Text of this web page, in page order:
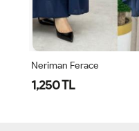
Neriman Ferace
1,250 TL